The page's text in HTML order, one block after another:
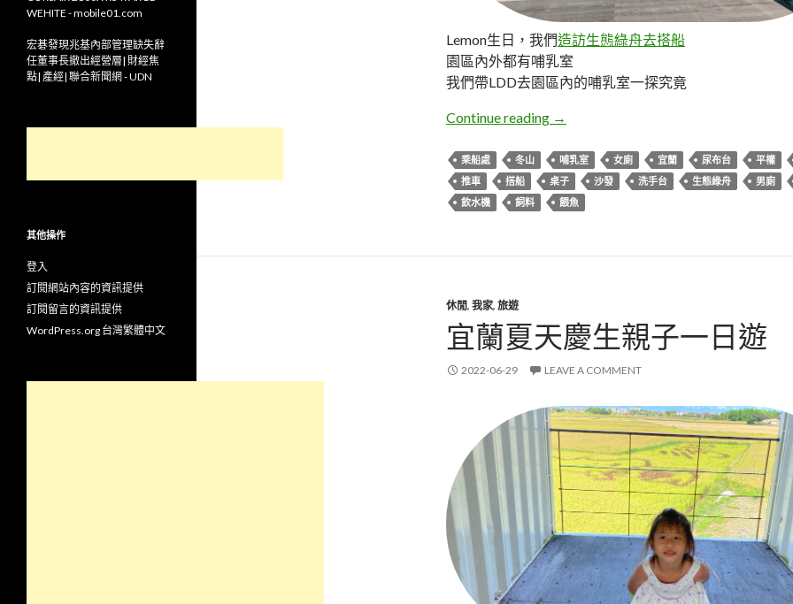
Lemon生日，我們造訪生態綠舟去搭船
園區內外都有哺乳室
我們帶LDD去園區內的哺乳室一探究竟
Continue reading 宜蘭冬山。生態綠舟哺乳室
→
乘船處 冬山 哺乳室 女廁 宜蘭 尿布台
平權
推車
搭船 桌子 沙發 洗手台 生態綠舟
男廁
飲水機
飼料 餵魚
休閒, 我家, 旅遊
宜蘭夏天慶生親子一日遊
2022-06-29 LEAVE A COMMENT
WEHITE - mobile01.com
宏碁發現兆基內部管理缺失辭
任董事長撤出經營層| 財經焦
點| 產經| 聯合新聞網 - UDN
其他操作
登入
訂閱網站內容的資訊提供
訂閱留言的資訊提供
WordPress.org 台灣繁體中文